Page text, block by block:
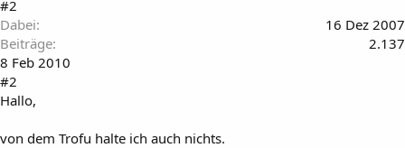
#2
Dabei
16 Dez 2007
Beiträge
2.137
8 Feb 2010
#2
Hallo,
von dem Trofu halte ich auch nichts.